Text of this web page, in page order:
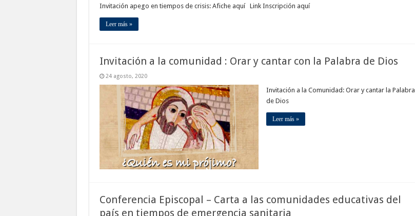
Invitación apego en tiempos de crisis: Afiche aquí Link Inscripción aquí
Leer más »
Invitación a la comunidad : Orar y cantar con la Palabra de Dios
24 agosto, 2020
Invitación a la Comunidad: Orar y cantar la Palabra
de Dios
Leer más »
Conferencia Episcopal – Carta a las comunidades educativas del
país en tiempos de emergencia sanitaria